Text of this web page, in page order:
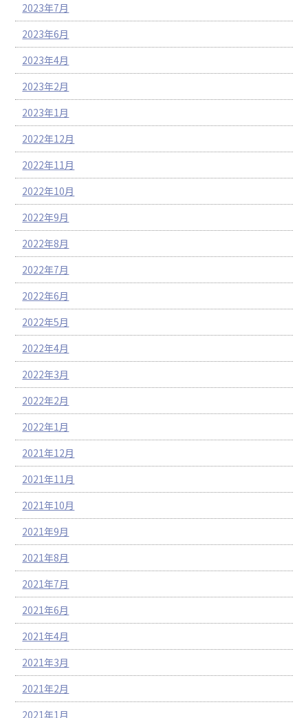
2023年7月
2023年6月
2023年4月
2023年2月
2023年1月
2022年12月
2022年11月
2022年10月
2022年9月
2022年8月
2022年7月
2022年6月
2022年5月
2022年4月
2022年3月
2022年2月
2022年1月
2021年12月
2021年11月
2021年10月
2021年9月
2021年8月
2021年7月
2021年6月
2021年4月
2021年3月
2021年2月
2021年1月